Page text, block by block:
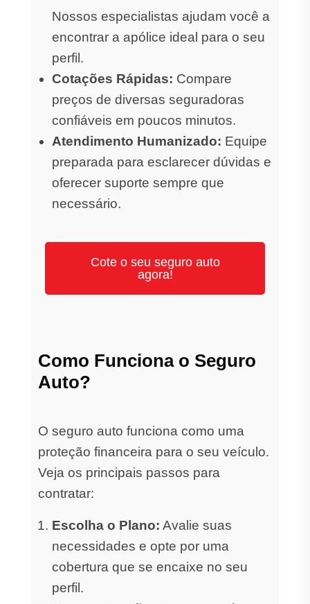
Nossos especialistas ajudam você a
encontrar a apólice ideal para o seu
perfil.
Cotações Rápidas: Compare
preços de diversas seguradoras
confiáveis em poucos minutos.
Atendimento Humanizado: Equipe
preparada para esclarecer dúvidas e
oferecer suporte sempre que
necessário.
Cote o seu seguro auto
agora!
Como Funciona o Seguro
Auto?
O seguro auto funciona como uma
proteção financeira para o seu veículo.
Veja os principais passos para
contratar:
Escolha o Plano: Avalie suas
necessidades e opte por uma
cobertura que se encaixe no seu
perfil.